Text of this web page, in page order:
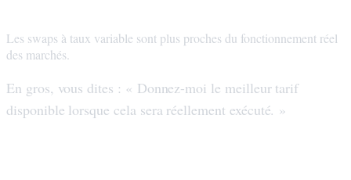
Les swaps à taux variable sont plus proches du fonctionnement réel
des marchés.
En gros, vous dites : « Donnez-moi le meilleur tarif
disponible lorsque cela sera réellement exécuté. »